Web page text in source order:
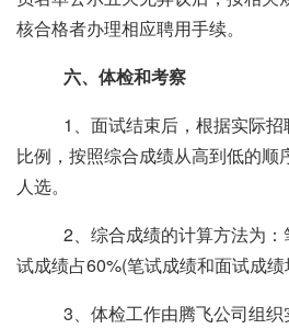
核合格者办理相应聘用手续。
六、体检和考察
1、面试结束后，根据实际
比例，按照综合成绩从高到低的顺
人选。
2、综合成绩的计算方法为
试成绩占60%(笔试成绩和面试成
3、体检工作由腾飞公司组